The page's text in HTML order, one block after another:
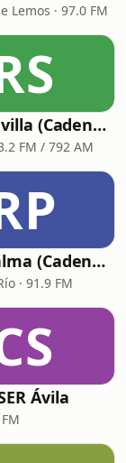
Lemos · 97.0 FM
Radio Sevilla (Cadena SER)
FM / 792 AM
Radio Palma (Cadena SER)
· 91.9 FM
Ávila